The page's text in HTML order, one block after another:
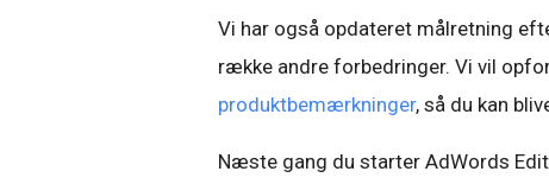
Vi har også opdateret målretning
række andre forbedringer. Vi vil
produktbemærkninger, så du kan
Næste gang du starter AdWords